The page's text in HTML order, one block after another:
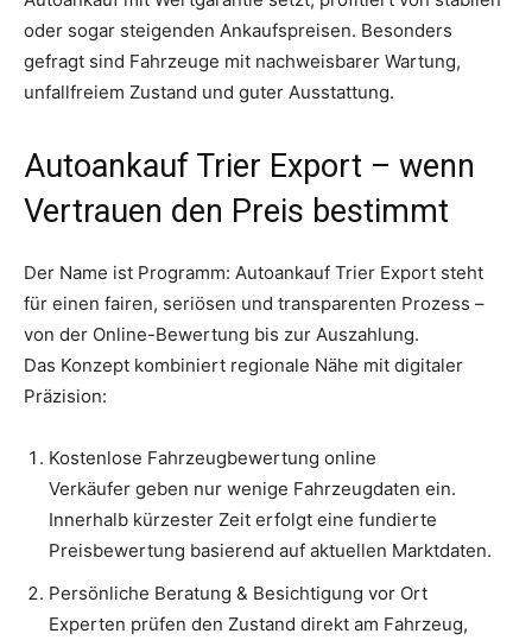
oder sogar steigenden Ankaufspreisen. Besonders
gefragt sind Fahrzeuge mit nachweisbarer Wartung,
unfallfreiem Zustand und guter Ausstattung.
Autoankauf Trier Export – wenn
Vertrauen den Preis bestimmt
Der Name ist Programm: Autoankauf Trier Export steht
für einen fairen, seriösen und transparenten Prozess –
von der Online-Bewertung bis zur Auszahlung.
Das Konzept kombiniert regionale Nähe mit digitaler
Präzision:
Kostenlose Fahrzeugbewertung online
Verkäufer geben nur wenige Fahrzeugdaten ein.
Innerhalb kürzester Zeit erfolgt eine fundierte
Preisbewertung basierend auf aktuellen Marktdaten.
Persönliche Beratung & Besichtigung vor Ort
Experten prüfen den Zustand direkt am Fahrzeug,